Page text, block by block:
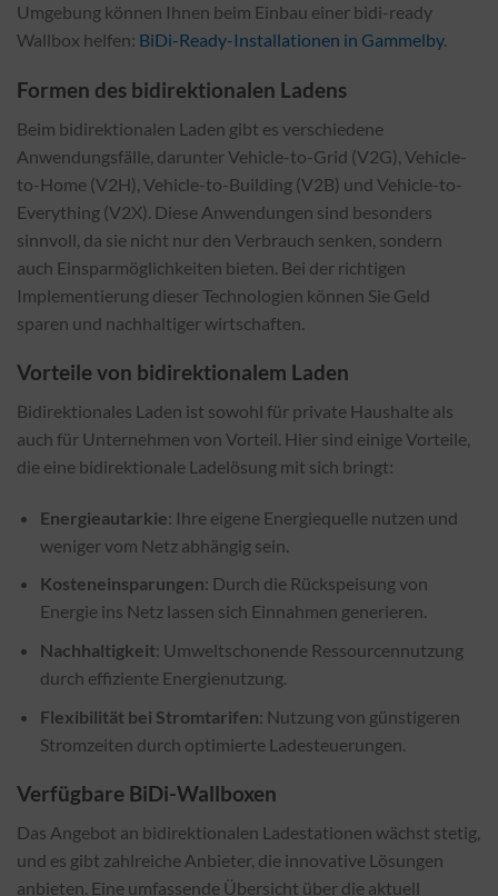
Umgebung können Ihnen beim Einbau einer bidi-ready
Wallbox helfen: BiDi-Ready-Installationen in Gammelby.
Formen des bidirektionalen Ladens
Beim bidirektionalen Laden gibt es verschiedene
Anwendungsfälle, darunter Vehicle-to-Grid (V2G), Vehicle-
to-Home (V2H), Vehicle-to-Building (V2B) und Vehicle-to-
Everything (V2X). Diese Anwendungen sind besonders
sinnvoll, da sie nicht nur den Verbrauch senken, sondern
auch Einsparmöglichkeiten bieten. Bei der richtigen
Implementierung dieser Technologien können Sie Geld
sparen und nachhaltiger wirtschaften.
Vorteile von bidirektionalem Laden
Bidirektionales Laden ist sowohl für private Haushalte als
auch für Unternehmen von Vorteil. Hier sind einige Vorteile,
die eine bidirektionale Ladelösung mit sich bringt:
Energieautarkie: Ihre eigene Energiequelle nutzen und
weniger vom Netz abhängig sein.
Kosteneinsparungen: Durch die Rückspeisung von
Energie ins Netz lassen sich Einnahmen generieren.
Nachhaltigkeit: Umweltschonende Ressourcennutzung
durch effiziente Energienutzung.
Flexibilität bei Stromtarifen: Nutzung von günstigeren
Stromzeiten durch optimierte Ladesteuerungen.
Verfügbare BiDi-Wallboxen
Das Angebot an bidirektionalen Ladestationen wächst stetig,
und es gibt zahlreiche Anbieter, die innovative Lösungen
anbieten. Eine umfassende Übersicht über die aktuell